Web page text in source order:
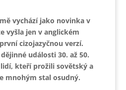
vychází jako novinka v
vyšla jen v anglickém
cizojazyčnou verzí.
události 30. až 50.
kteří prožili sovětský a
mnohým stal osudný.